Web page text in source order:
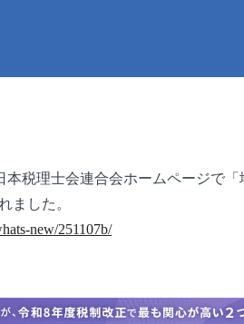
税理士会連合会ホームページで
ました。
new/251107b/